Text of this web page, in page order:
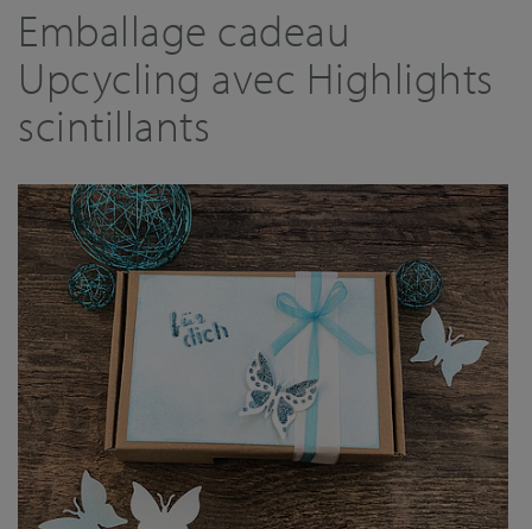
Emballage cadeau
Upcycling avec Highlights
scintillants